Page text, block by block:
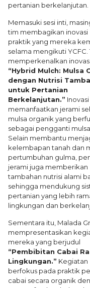
pertanian berkelanjutan.
Memasuki sesi inti,
tim membagikan inovasi
praktik yang mereka
selama mengikuti YCFC.
memperkenalkan
“Hybrid Mulch: Mulsa
dengan Nutrisi
untuk Pertanian
Berkelanjutan.”
memanfaatkan jerami
mulsa organik yang
sebagai pengganti
Selain membantu
kelembapan tanah dan
pertumbuhan gulma,
jerami juga memberikan
tambahan nutrisi alami
sehingga mendukung
pertanian yang lebih
lingkungan dan
Sementara itu, Malada
mempresentasikan
mereka yang berjudul
“Pembibitan Cabai
Lingkungan.” Kegiatan
berfokus pada praktik
cabai secara organik